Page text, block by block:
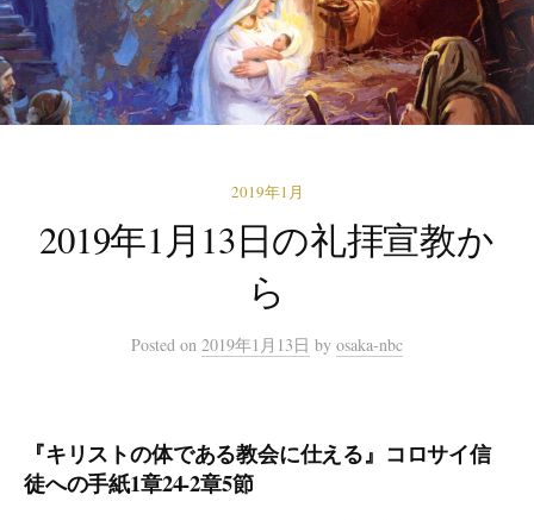
2019年1月
2019年1月13日の礼拝宣教か
ら
Posted on 2019年1月13日 by osaka-nbc
『キリストの体である教会に仕える』コロサイ信
徒への手紙1章24-2章5節